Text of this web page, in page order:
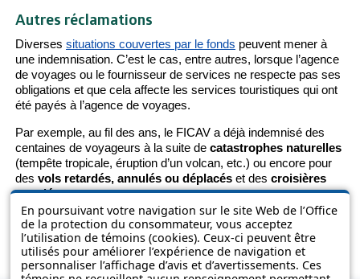
En poursuivant votre navigation sur le site Web de l’Office
de la protection du consommateur, vous acceptez
l’utilisation de témoins (cookies). Ceux-ci peuvent être
utilisés pour améliorer l’expérience de navigation et
personnaliser l’affichage d’avis et d’avertissements. Ces
Autres réclamations
Diverses situations couvertes par le fonds peuvent mener à
une indemnisation. C’est le cas, entre autres, lorsque l’agence
de voyages ou le fournisseur de services ne respecte pas ses
obligations et que cela affecte les services touristiques qui ont
été payés à l’agence de voyages.
Par exemple, au fil des ans, le FICAV a déjà indemnisé des
centaines de voyageurs à la suite de catastrophes naturelles
(tempête tropicale, éruption d’un volcan, etc.) ou encore pour
des vols retardés, annulés ou déplacés et des croisières
annulées.
TOP OF PAGE